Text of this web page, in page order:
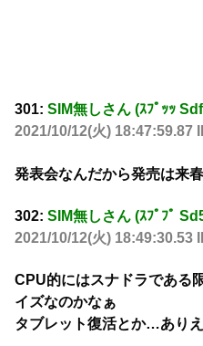
301: SIM無しさん (ｽﾌﾟｯｯ
2021/10/12(火) 18:47:59.87
発表会なんだから発売は来
302: SIM無しさん (ｽﾌﾟﾌﾟ
2021/10/12(火) 18:49:30.53
CPU的にはスナドラである
イズなのかなぁ
タブレット復活とか…あり